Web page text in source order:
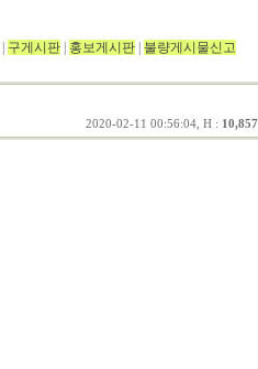
구게시판 홍보게시판
불량게시물신고
2020-02-11 00:56:04, H : 10,857